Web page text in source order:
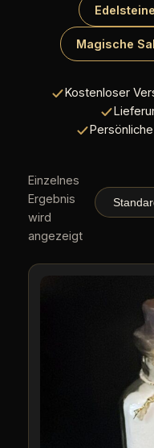
Edelsteine
Magische
Kostenloser
Einzelnes
Ergebnis
wird
angezeigt